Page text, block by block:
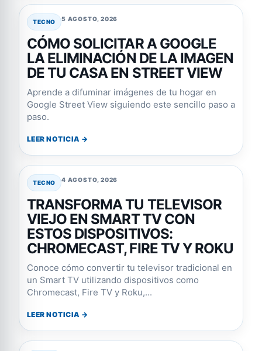
TECNO 5 AGOSTO, 2026
CÓMO SOLICITAR A GOOGLE
LA ELIMINACIÓN DE LA IMAGEN
DE TU CASA EN STREET VIEW
Aprende a difuminar imágenes de tu hogar en
Google Street View siguiendo este sencillo paso a
paso.
LEER NOTICIA →
TECNO 4 AGOSTO, 2026
TRANSFORMA TU TELEVISOR
VIEJO EN SMART TV CON
ESTOS DISPOSITIVOS:
CHROMECAST, FIRE TV Y ROKU
Conoce cómo convertir tu televisor tradicional en
un Smart TV utilizando dispositivos como
Chromecast, Fire TV y Roku,...
LEER NOTICIA →